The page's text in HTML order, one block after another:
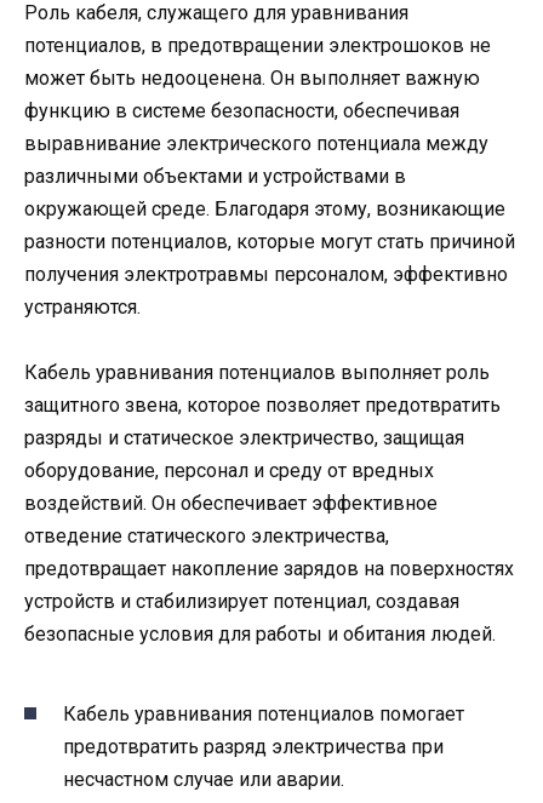
Роль кабеля, служащего для уравнивания
потенциалов, в предотвращении электрошоков не
может быть недооценена. Он выполняет важную
функцию в системе безопасности, обеспечивая
выравнивание электрического потенциала между
различными объектами и устройствами в
окружающей среде. Благодаря этому, возникающие
разности потенциалов, которые могут стать причиной
получения электротравмы персоналом, эффективно
устраняются.
Кабель уравнивания потенциалов выполняет роль
защитного звена, которое позволяет предотвратить
разряды и статическое электричество, защищая
оборудование, персонал и среду от вредных
воздействий. Он обеспечивает эффективное
отведение статического электричества,
предотвращает накопление зарядов на поверхностях
устройств и стабилизирует потенциал, создавая
безопасные условия для работы и обитания людей.
Кабель уравнивания потенциалов помогает
предотвратить разряд электричества при
несчастном случае или аварии.